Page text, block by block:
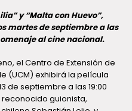
y “Malta con Huevo”,
martes de septiembre a las
al cine nacional.
el Centro de Extensión de
(UCM) exhibirá la película
de septiembre a las 19:00
reconocido guionista,